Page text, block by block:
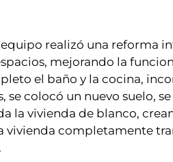
realizó una reforma
mejorando la
el baño y la cocina,
colocó un nuevo suelo,
la vivienda de blanco,
vivienda completamente